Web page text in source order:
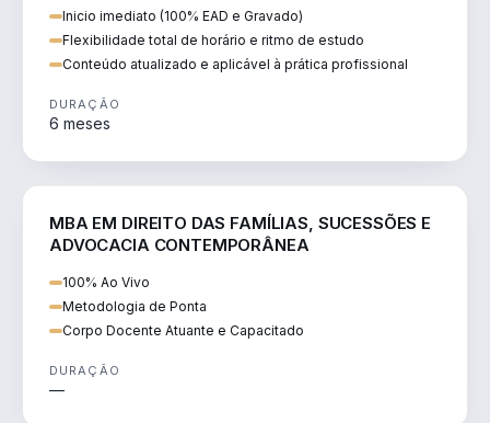
Inicio imediato (100% EAD e Gravado)
Flexibilidade total de horário e ritmo de estudo
Conteúdo atualizado e aplicável à prática profissional
DURAÇÃO
6 meses
MBA EM DIREITO DAS FAMÍLIAS, SUCESSÕES E
ADVOCACIA CONTEMPORÂNEA
100% Ao Vivo
Metodologia de Ponta
Corpo Docente Atuante e Capacitado
DURAÇÃO
—